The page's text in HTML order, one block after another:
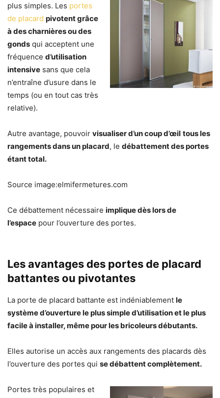
plus simples. Les portes
de placard pivotent grâce
à des charnières ou des
gonds qui acceptent une
fréquence d’utilisation
intensive sans que cela
n’entraîne d’usure dans le
temps (ou en tout cas très
relative).
Autre avantage, pouvoir visualiser d’un coup d’œil tous les
rangements dans un placard, le débattement des portes
étant total.
Source image:elmifermetures.com
Ce débattement nécessaire implique dès lors de
l’espace pour l’ouverture des portes.
Les avantages des portes de placard
battantes ou pivotantes
La porte de placard battante est indéniablement le
système d’ouverture le plus simple d’utilisation et le plus
facile à installer, même pour les bricoleurs débutants.
Elles autorise un accès aux rangements des placards dès
l’ouverture des portes qui se débattent complètement.
Portes très populaires et